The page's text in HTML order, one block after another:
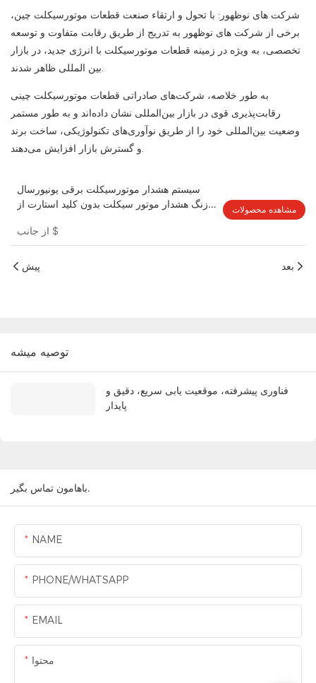
شرکت های نوظهور: با تحول و ارتقاء صنعت قطعات موتورسیکلت چین،
برخی از شرکت های نوظهور به تدریج از طریق رقابت متفاوت و توسعه
تخصصی، به ویژه در زمینه قطعات موتورسیکلت با انرژی جدید، در بازار
بین المللی ظاهر شدند.
به طور خلاصه، شرکت‌های صادراتی قطعات موتورسیکلت چینی
رقابت‌پذیری قوی در بازار بین‌المللی نشان داده‌اند و به طور مستمر
وضعیت بین‌المللی خود را از طریق نوآوری‌های تکنولوژیکی، ساخت برند
و گسترش بازار افزایش می‌دهند.
سیستم هشدار موتورسیکلت برقی یونیورسال
زنگ هشدار موتور سیکلت بدون کلید استارت از
$
مشاهده محصولات
پیش بعد
توصيه ميشه
فناوری پیشرفته، موقعیت یابی سریع، دقیق و
پایدار
باهامون تماس بگير.
NAME
PHONE/WHATSAPP
EMAIL
محتوا